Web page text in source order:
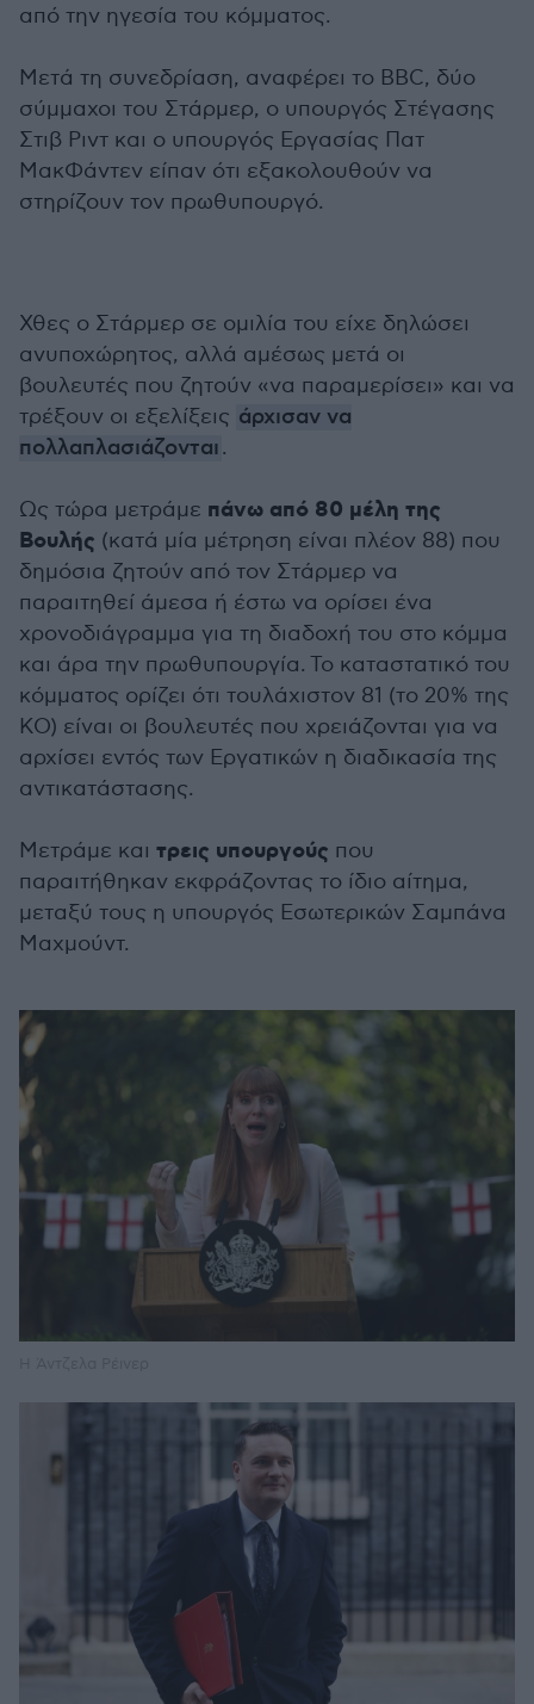
από την ηγεσία του κόμματος.
Μετά τη συνεδρίαση, αναφέρει το BBC, δύο
σύμμαχοι του Στάρμερ, ο υπουργός Στέγασης
Στιβ Ριντ και ο υπουργός Εργασίας Πατ
ΜακΦάντεν είπαν ότι εξακολουθούν να
στηρίζουν τον πρωθυπουργό.
Χθες ο Στάρμερ σε ομιλία του είχε δηλώσει
ανυποχώρητος, αλλά αμέσως μετά οι
βουλευτές που ζητούν «να παραμερίσει» και να
τρέξουν οι εξελίξεις άρχισαν να
πολλαπλασιάζονται.
Ως τώρα μετράμε πάνω από 80 μέλη της
Βουλής (κατά μία μέτρηση είναι πλέον 88) που
δημόσια ζητούν από τον Στάρμερ να
παραιτηθεί άμεσα ή έστω να ορίσει ένα
χρονοδιάγραμμα για τη διαδοχή του στο κόμμα
και άρα την πρωθυπουργία. Το καταστατικό του
κόμματος ορίζει ότι τουλάχιστον 81 (το 20% της
ΚΟ) είναι οι βουλευτές που χρειάζονται για να
αρχίσει εντός των Εργατικών η διαδικασία της
αντικατάστασης.
Μετράμε και τρεις υπουργούς που
παραιτήθηκαν εκφράζοντας το ίδιο αίτημα,
μεταξύ τους η υπουργός Εσωτερικών Σαμπάνα
Μαχμούντ.